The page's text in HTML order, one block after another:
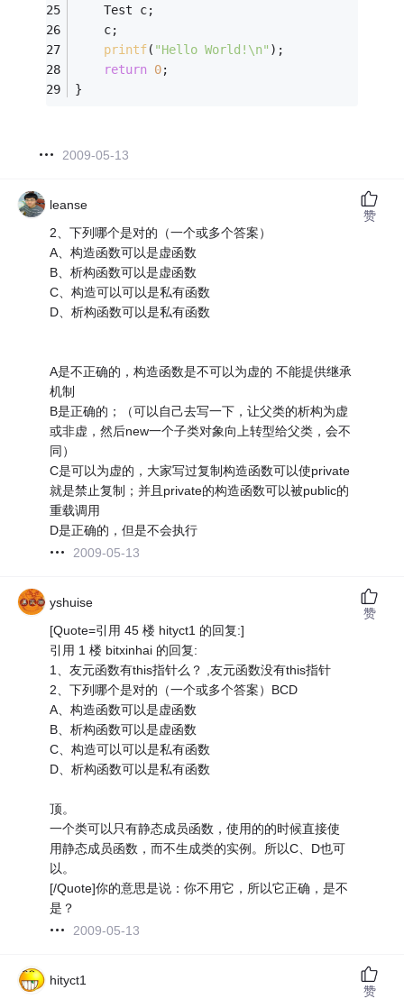
	Test c;
	c;
printf( "Hello World!\n" );
return 0;
}
2009-05-13
leanse
2、下列哪个是对的（一个或多个答案）
A、构造函数可以是虚函数
B、析构函数可以是虚函数
C、构造可以可以是私有函数
D、析构函数可以是私有函数
A是不正确的，构造函数是不可以为虚的 不能提供继承
机制
B是正确的；（可以自己去写一下，让父类的析构为虚
或非虚，然后new一个子类对象向上转型给父类，会不
同）
C是可以为虚的，大家写过复制构造函数可以使private
就是禁止复制；并且private的构造函数可以被public的
重载调用
D是正确的，但是不会执行
2009-05-13
赞
yshuise
[Quote=引用 45 楼 hityct1 的回复:]
引用 1 楼 bitxinhai 的回复:
1、友元函数有this指针么？ ,友元函数没有this指针
2、下列哪个是对的（一个或多个答案）BCD
A、构造函数可以是虚函数
B、析构函数可以是虚函数
C、构造可以可以是私有函数
D、析构函数可以是私有函数
顶。
一个类可以只有静态成员函数，使用的的时候直接使
用静态成员函数，而不生成类的实例。所以C、D也可
以。
[/Quote]你的意思是说：你不用它，所以它正确，是不
是？
2009-05-13
赞
hityct1
赞